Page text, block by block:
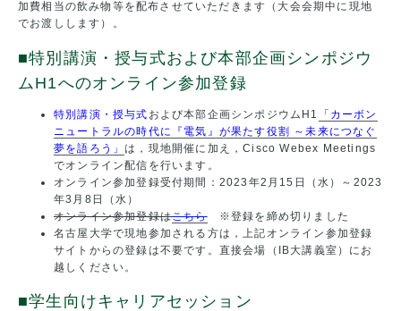
加費相当の飲み物等を配布させていただきます（大会会期中に現地
でお渡しします）。
■特別講演・授与式および本部企画シンポジウ
ムH1へのオンライン参加登録
特別講演・授与式 および本部企画シンポジウムH1
「カーボン
ニュートラルの時代に『電気』が果たす役割 ～未来につなぐ
夢を語ろう」は，現地開催に加え，Cisco Webex Meetings
でオンライン配信を行います。
オンライン参加登録受付期間：2023年2月15日（水）～2023
年3月8日（水）
オンライン参加登録はこちら※登録を締め切りました
名古屋大学で現地参加される方は，上記オンライン参加登録
サイトからの登録は不要です。直接会場（IB大講義室）にお
越しください。
■学生向けキャリアセッション